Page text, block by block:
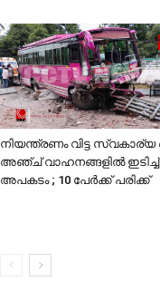
നിയന്ത്രണം വിട്ട
അഞ്ച് വാഹനങ്ങളില്‍ ഇടിച്ച്
അപകടം ; 10 പേര്‍ക്ക് പരിക്ക്